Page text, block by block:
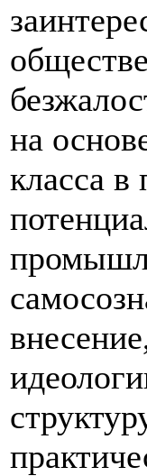
на
класса